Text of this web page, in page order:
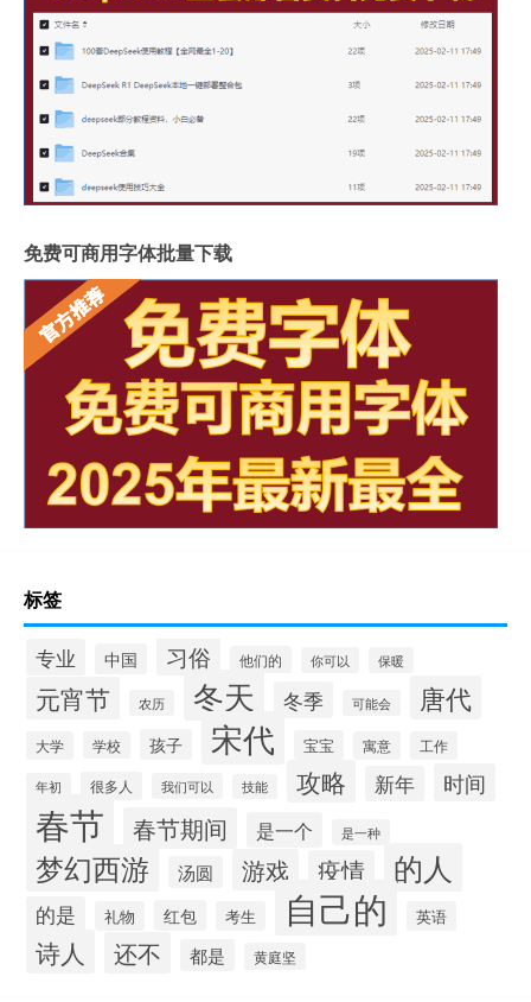
免费可商用字体批量下载
标签
专业 中国 习俗 他们的 你可以 保暖
元宵节 农历 冬天 冬季 可能会 唐代
大学 学校 孩子 宋代 宝宝 寓意 工作
年初 很多人 我们可以 技能 攻略 新年 时间
春节 春节期间 是一个 是一种
梦幻西游 汤圆 游戏 疫情 的人
的是 礼物 红包 考生 自己的 英语
诗人 还不 都是 黄庭坚